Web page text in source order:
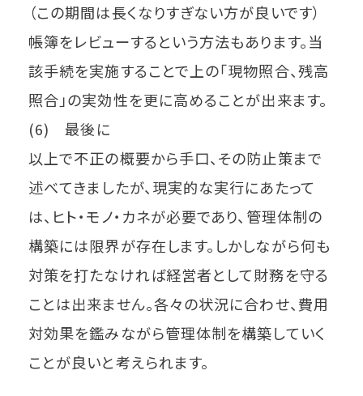
（この期間は長くなりすぎない方が良いです）
帳簿をレビューするという方法もあります。当
該手続を実施することで上の「現物照合、残高
照合」の実効性を更に高めることが出来ます。
(6) 最後に
以上で不正の概要から手口、その防止策まで
述べてきましたが、現実的な実行にあたって
は、ヒト・モノ・カネが必要であり、管理体制の
構築には限界が存在します。しかしながら何も
対策を打たなければ経営者として財務を守る
ことは出来ません。各々の状況に合わせ、費用
対効果を鑑みながら管理体制を構築していく
ことが良いと考えられます。